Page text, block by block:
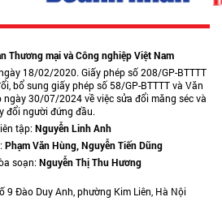
Thương mại và Công nghiệp Việt Nam
18/02/2020. Giấy phép số 208/GP-BTTTT
bổ sung giấy phép số 58/GP-BTTTT và Văn
ngày 30/07/2024 về việc sửa đổi măng séc và
đổi người đứng đầu.
tập:Nguyễn Linh Anh
Phạm Văn Hùng, Nguyễn Tiến Dũng
soạn:Nguyễn Thị Thu Hương
9 Đào Duy Anh, phường Kim Liên, Hà Nội